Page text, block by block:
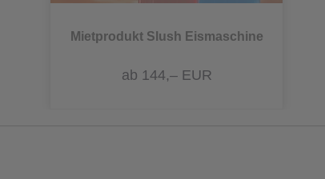
Mietprodukt Slush Eismaschine
ab 144,– EUR